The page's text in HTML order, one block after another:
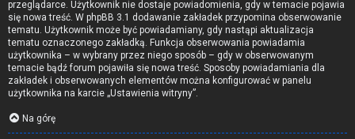
przeglądarce. Użytkownik nie dostaje powiadomienia, gdy w temacie pojawia
się nowa treść. W phpBB 3.1 dodawanie zakładek przypomina obserwowanie
tematu. Użytkownik może być powiadamiany, gdy nastąpi aktualizacja
tematu oznaczonego zakładką. Funkcja obserwowania powiadamia
użytkownika – w wybrany przez niego sposób – gdy w obserwowanym
temacie bądź forum pojawiła się nowa treść. Sposoby powiadamiania dla
zakładek i obserwowanych elementów można konfigurować w panelu
użytkownika na karcie „Ustawienia witryny”.
Na górę